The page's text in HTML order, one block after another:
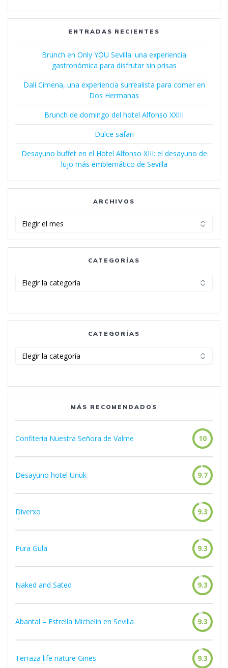
ENTRADAS RECIENTES
Brunch en Only YOU Sevilla: una experiencia
gastronómica para disfrutar sin prisas
Dalí Cimena, una experiencia surrealista para comer en
Dos Hermanas
Brunch de domingo del hotel Alfonso XXIII
Dulce safari
Desayuno buffet en el Hotel Alfonso XIII: el desayuno de
lujo más emblemático de Sevilla
ARCHIVOS
CATEGORÍAS
CATEGORÍAS
MÁS RECOMENDADOS
Confitería Nuestra Señora de Valme 10
Desayuno hotel Unuk 9.7
Diverxo 9.3
Pura Gula 9.3
Naked and Sated 9.3
Abantal – Estrella Michelín en Sevilla 9.3
Terraza life nature Gines 9.3